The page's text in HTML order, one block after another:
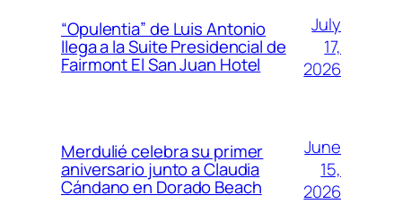
“Opulentia” de Luis Antonio
llega a la Suite Presidencial de
Fairmont El San Juan Hotel
July
17,
2026
Merdulié celebra su primer
aniversario junto a Claudia
Cándano en Dorado Beach
June
15,
2026